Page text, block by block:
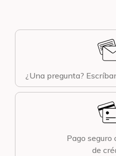
¿Una pregunta?
Pago seguro
de